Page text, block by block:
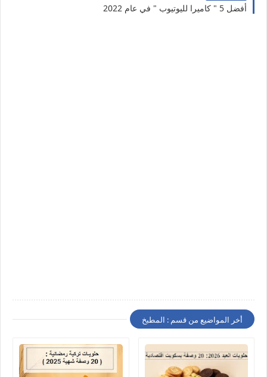
أفضل 5 " كاميرا لليوتيوب " في عام 2022
أخر المواضيع من قسم : المطبخ